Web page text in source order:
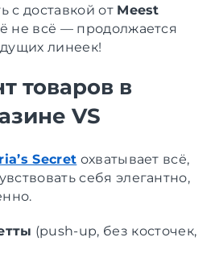
с доставкой от Meest
не всё — продолжается
линеек!
товаров в
VS
Secret охватывает всё,
себя элегантно,
(push-up, без косточек,